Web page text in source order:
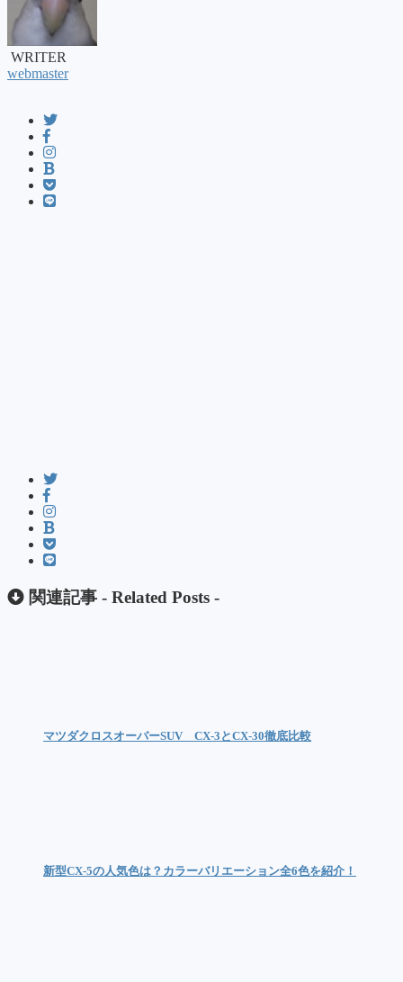
WRITER
webmaster
関連記事 - Related Posts -
マツダクロスオーバーSUV CX-3とCX-30徹底比較
新型CX-5の人気色は？カラーバリエーション全6色を紹介！